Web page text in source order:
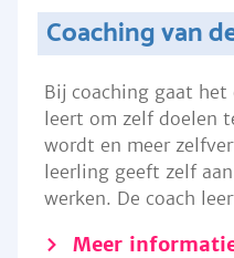
Coaching van
Bij coaching gaat
leert om zelf doelen
wordt en meer
leerling geeft zelf
werken. De coach
Meer